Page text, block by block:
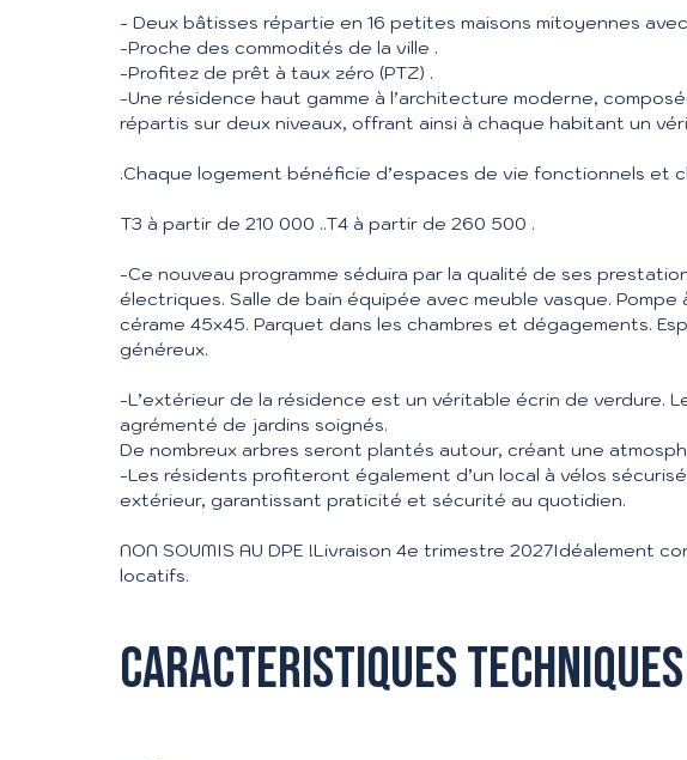
- Deux bâtisses répartie en 16 petites maisons mitoyennes
-Proche des commodités de la ville .
-Profitez de prêt à taux zéro (PTZ) .
-Une résidence haut gamme à l’architecture moderne,
répartis sur deux niveaux, offrant ainsi à chaque habitant un
.Chaque logement bénéficie d’espaces de vie fonctionnels et
T3 à partir de 210 000 ..T4 à partir de 260 500 .
-Ce nouveau programme séduira par la qualité de ses
électriques. Salle de bain équipée avec meuble vasque. Pompe
cérame 45x45. Parquet dans les chambres et dégagements.
généreux.
-L’extérieur de la résidence est un véritable écrin de verdure.
agrémenté de jardins soignés.
De nombreux arbres seront plantés autour, créant une
-Les résidents profiteront également d’un local à vélos
extérieur, garantissant praticité et sécurité au quotidien.
NON SOUMIS AU DPE !Livraison 4e trimestre 2027Idéalement
locatifs.
Caracteristiques techniques